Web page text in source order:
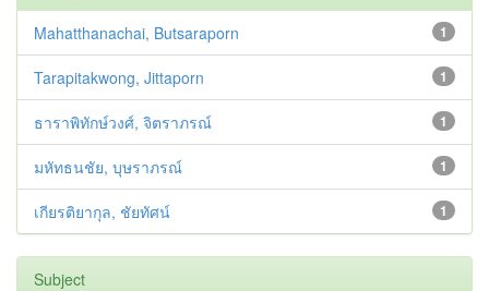
1
Mahatthanachai, Butsaraporn
1
Tarapitakwong, Jittaporn
1
ธาราพิทักษ์วงศ์, จิตราภรณ์
1
มหัทธนชัย, บุษราภรณ์
1
เกียรติยากุล, ชัยทัศน์
Subject